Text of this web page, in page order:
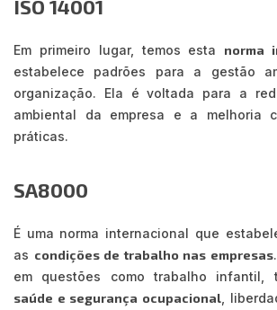
ISO 14001
Em primeiro lugar, temos esta norma
estabelece padrões para a gestão
organização. Ela é voltada para a
ambiental da empresa e a melhoria
práticas.
SA8000
É uma norma internacional que
as condições de trabalho nas empresas
em questões como trabalho infantil,
saúde e segurança ocupacional ,